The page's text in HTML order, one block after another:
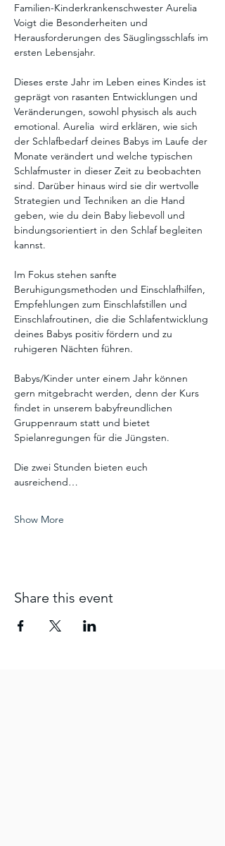
Familien-Kinderkrankenschwester Aurelia
Voigt die Besonderheiten und
Herausforderungen des Säuglingsschlafs im
ersten Lebensjahr.
Dieses erste Jahr im Leben eines Kindes ist
geprägt von rasanten Entwicklungen und
Veränderungen, sowohl physisch als auch
emotional. Aurelia  wird erklären, wie sich
der Schlafbedarf deines Babys im Laufe der
Monate verändert und welche typischen
Schlafmuster in dieser Zeit zu beobachten
sind. Darüber hinaus wird sie dir wertvolle
Strategien und Techniken an die Hand
geben, wie du dein Baby liebevoll und
bindungsorientiert in den Schlaf begleiten
kannst.
Im Fokus stehen sanfte
Beruhigungsmethoden und Einschlafhilfen,
Empfehlungen zum Einschlafstillen und
Einschlafroutinen, die die Schlafentwicklung
deines Babys positiv fördern und zu
ruhigeren Nächten führen.
Babys/Kinder unter einem Jahr können
gern mitgebracht werden, denn der Kurs
findet in unserem babyfreundlichen
Gruppenraum statt und bietet
Spielanregungen für die Jüngsten.
Die zwei Stunden bieten euch
ausreichend…
Show More
Share this event